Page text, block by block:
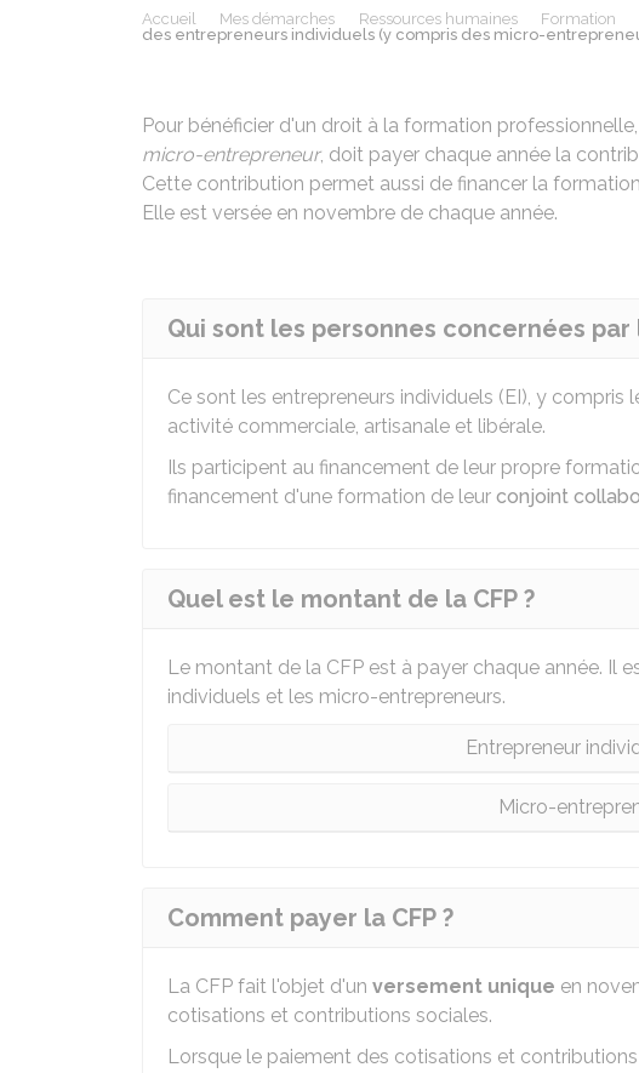
Accueil Mes démarches Ressources humaines Formation
des entrepreneurs individuels (y compris des micro-
Pour bénéficier d'un droit à la formation
micro-entrepreneur, doit payer chaque année la
Cette contribution permet aussi de financer la
Elle est versée en novembre de chaque année.
Qui sont les personnes concernées par
Ce sont les entrepreneurs individuels (EI), y compris
activité commerciale, artisanale et libérale.
Ils participent au financement de leur propre
financement d'une formation de leur conjoint
Quel est le montant de la CFP ?
Le montant de la CFP est à payer chaque année. Il
individuels et les micro-entrepreneurs.
Entrepreneur
Micro-
Comment payer la CFP ?
La CFP fait l'objet d'un versement unique en
cotisations et contributions sociales.
Lorsque le paiement des cotisations et